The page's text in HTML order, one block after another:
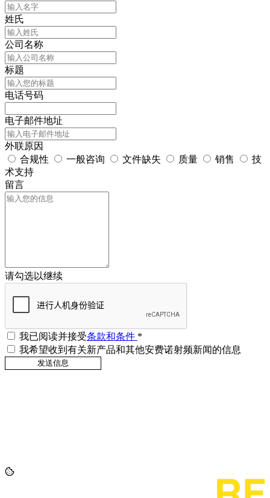
姓氏
公司名称
标题
电话号码
电子邮件地址
外联原因
合规性
一般咨询 文件缺失 质量 销售
技
术支持
留言
请勾选以继续
我已阅读并接受条款和条件 *
我希望收到有关新产品和其他安费诺射频新闻的信息